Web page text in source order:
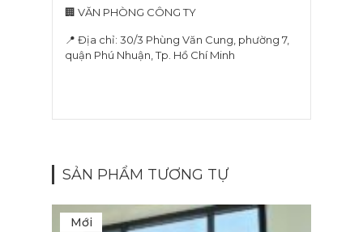
🏢 VĂN PHÒNG CÔNG TY
📍 Địa chỉ: 30/3 Phùng Văn Cung, phường 7,
quận Phú Nhuận, Tp. Hồ Chí Minh
SẢN PHẨM TƯƠNG TỰ
Mới